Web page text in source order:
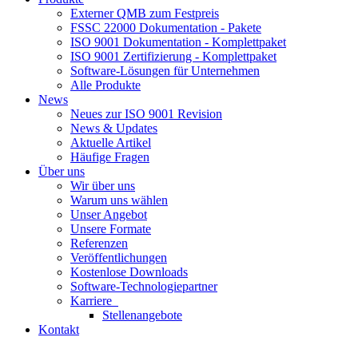
Externer QMB zum Festpreis
FSSC 22000 Dokumentation - Pakete
ISO 9001 Dokumentation - Komplettpaket
ISO 9001 Zertifizierung - Komplettpaket
Software-Lösungen für Unternehmen
Alle Produkte
News
Neues zur ISO 9001 Revision
News & Updates
Aktuelle Artikel
Häufige Fragen
Über uns
Wir über uns
Warum uns wählen
Unser Angebot
Unsere Formate
Referenzen
Veröffentlichungen
Kostenlose Downloads
Software-Technologiepartner
Karriere
Stellenangebote
Kontakt